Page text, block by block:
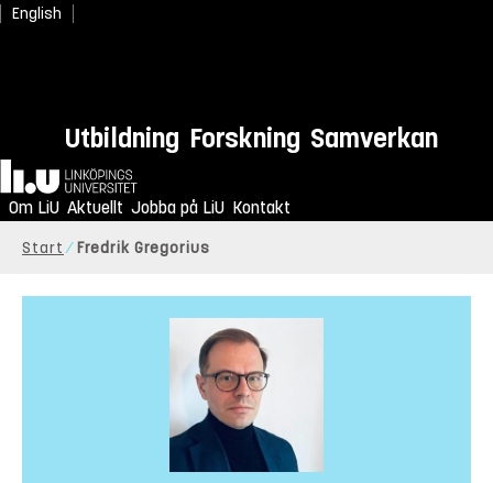
English
Utbildning Forskning Samverkan
Hem
Om LiU Aktuellt Jobba på LiU Kontakt
Start Fredrik Gregorius